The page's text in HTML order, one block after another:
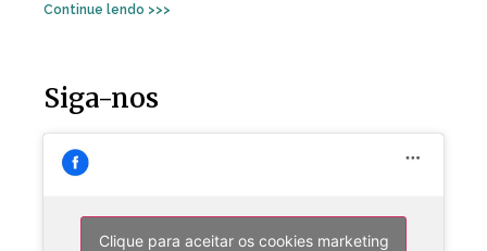
Continue lendo >>>
Siga-nos
Clique para aceitar os cookies marketing